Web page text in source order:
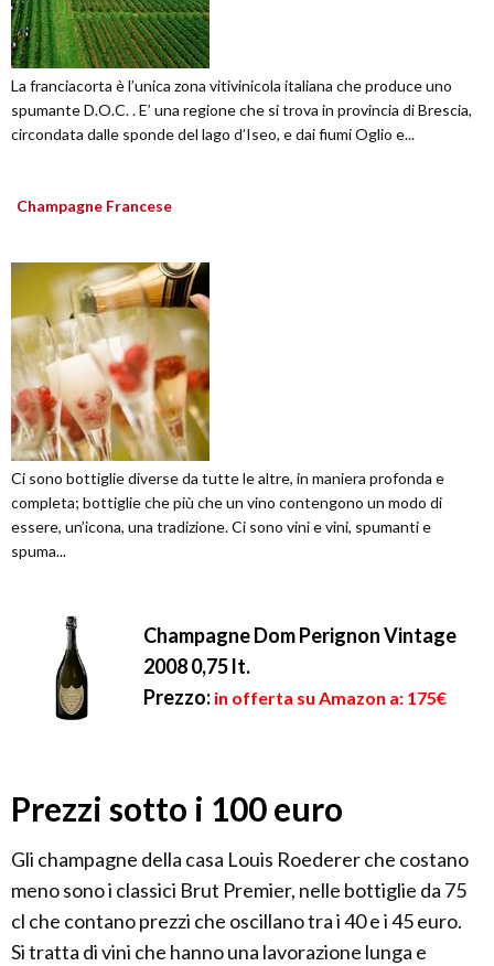
La franciacorta è l’unica zona vitivinicola italiana che produce uno
spumante D.O.C. . E’ una regione che si trova in provincia di Brescia,
circondata dalle sponde del lago d’Iseo, e dai fiumi Oglio e...
Champagne Francese
Ci sono bottiglie diverse da tutte le altre, in maniera profonda e
completa; bottiglie che più che un vino contengono un modo di
essere, un’icona, una tradizione. Ci sono vini e vini, spumanti e
spuma...
Champagne Dom Perignon Vintage
2008 0,75 lt.
Prezzo: in offerta su Amazon a: 175€
Prezzi sotto i 100 euro
Gli champagne della casa Louis Roederer che costano
meno sono i classici Brut Premier, nelle bottiglie da 75
cl che contano prezzi che oscillano tra i 40 e i 45 euro.
Si tratta di vini che hanno una lavorazione lunga e